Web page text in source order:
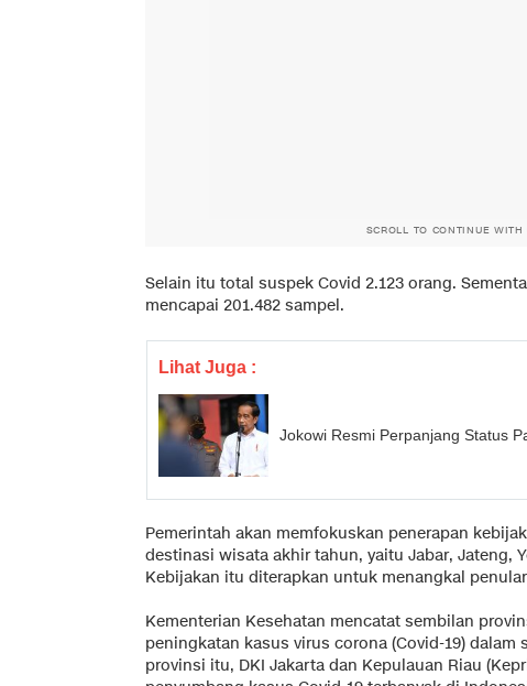
SCROLL TO CONTINUE WITH
Selain itu total suspek Covid 2.123 orang.
mencapai 201.482 sampel.
Lihat Juga :
Jokowi Resmi Perpanjang Status
Pemerintah akan memfokuskan penerapan
destinasi wisata akhir tahun, yaitu Jabar, Jateng,
Kebijakan itu diterapkan untuk menangkal
Kementerian Kesehatan mencatat sembilan
peningkatan kasus virus corona (Covid-19) dalam
provinsi itu, DKI Jakarta dan Kepulauan Riau